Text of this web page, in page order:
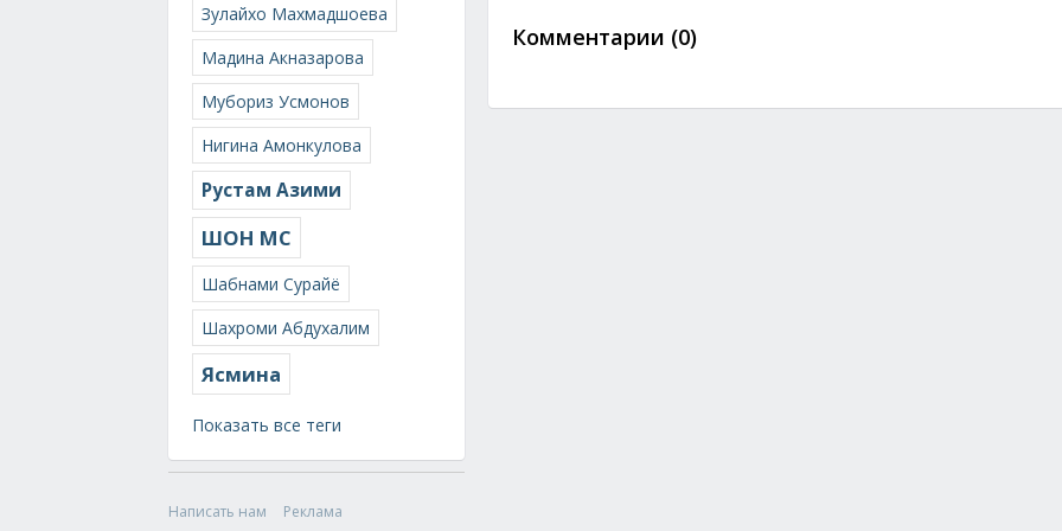
Зулайхо Махмадшоева
Мадина Акназарова
Мубориз Усмонов
Нигина Амонкулова
Рустам Азими
ШОН МС
Шабнами Сурайё
Шахроми Абдухалим
Ясмина
Показать все теги
Написать нам
Реклама
Комментарии (0)